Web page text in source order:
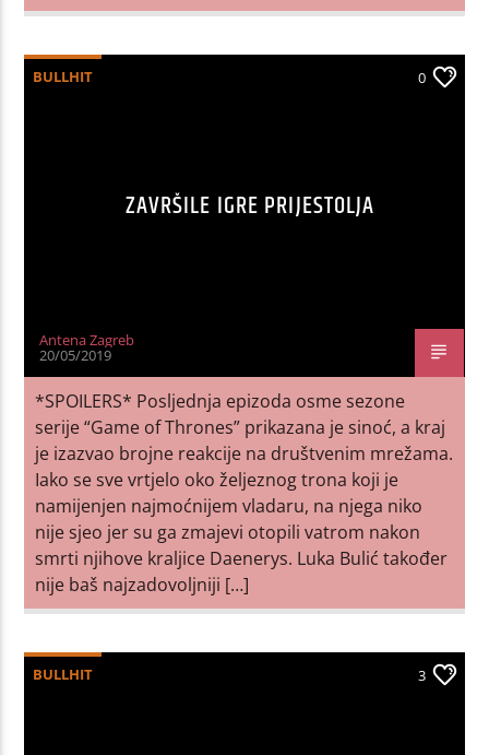
BULLHIT 0
ZAVRŠILE IGRE PRIJESTOLJA
Antena Zagreb
20/05/2019
*SPOILERS* Posljednja epizoda osme sezone
serije “Game of Thrones” prikazana je sinoć, a kraj
je izazvao brojne reakcije na društvenim mrežama.
Iako se sve vrtjelo oko željeznog trona koji je
namijenjen najmoćnijem vladaru, na njega niko
nije sjeo jer su ga zmajevi otopili vatrom nakon
smrti njihove kraljice Daenerys. Luka Bulić također
nije baš najzadovoljniji […]
BULLHIT 3